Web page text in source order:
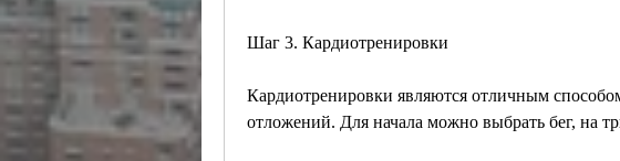
Шаг 3. Кардиотренировки
Кардиотренировки являются отличным
отложений. Для начала можно выбрать бег, на